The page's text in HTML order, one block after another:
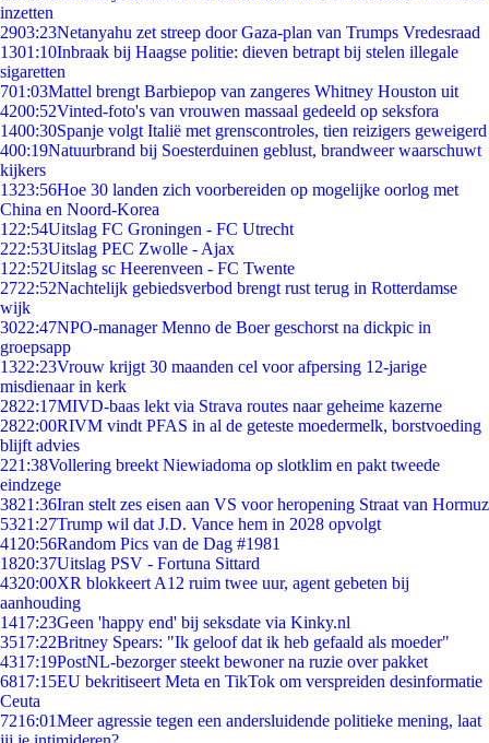
inzetten
2903:23Netanyahu zet streep door Gaza-plan van Trumps Vredesraad
1301:10Inbraak bij Haagse politie: dieven betrapt bij stelen illegale
sigaretten
701:03Mattel brengt Barbiepop van zangeres Whitney Houston uit
4200:52Vinted-foto's van vrouwen massaal gedeeld op seksfora
1400:30Spanje volgt Italië met grenscontroles, tien reizigers geweigerd
400:19Natuurbrand bij Soesterduinen geblust, brandweer waarschuwt
kijkers
1323:56Hoe 30 landen zich voorbereiden op mogelijke oorlog met
China en Noord-Korea
1 22:54Uitslag FC Groningen - FC Utrecht
222:53Uitslag PEC Zwolle - Ajax
1 22:52Uitslag sc Heerenveen - FC Twente
2722:52Nachtelijk gebiedsverbod brengt rust terug in Rotterdamse
wijk
3022:47NPO-manager Menno de Boer geschorst na dickpic in
groepsapp
1322:23Vrouw krijgt 30 maanden cel voor afpersing 12-jarige
misdienaar in kerk
2822:17MIVD-baas lekt via Strava routes naar geheime kazerne
2822:00RIVM vindt PFAS in al de geteste moedermelk, borstvoeding
blijft advies
221:38Vollering breekt Niewiadoma op slotklim en pakt tweede
eindzege
3821:36Iran stelt zes eisen aan VS voor heropening Straat van Hormuz
5321:27Trump wil dat J.D. Vance hem in 2028 opvolgt
41 20:56Random Pics van de Dag #1981
1820:37Uitslag PSV - Fortuna Sittard
4320:00XR blokkeert A12 ruim twee uur, agent gebeten bij
aanhouding
1417:23Geen 'happy end' bij seksdate via Kinky.nl
3517:22Britney Spears: "Ik geloof dat ik heb gefaald als moeder"
4317:19PostNL-bezorger steekt bewoner na ruzie over pakket
6817:15EU bekritiseert Meta en TikTok om verspreiden desinformatie
Ceuta
7216:01Meer agressie tegen een andersluidende politieke mening, laat